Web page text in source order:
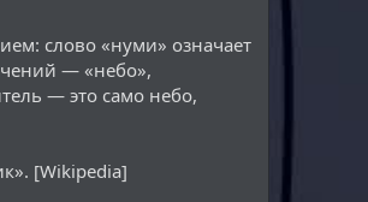
слово «нуми» означает
— «небо»,
— это само небо,
[Wikipedia]